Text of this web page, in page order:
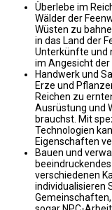
Überlebe im
Wälder der
Wüsten zu
in das Land der
Unterkünfte und
im Angesicht der
Handwerk und
Erze und
Reichen zu
Ausrüstung und
brauchst. Mit
Technologien
Eigenschaften
Bauen und
verschiedenen
individualisieren